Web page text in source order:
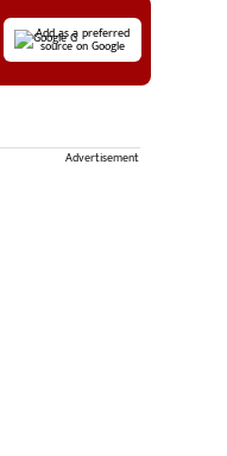
Add as a preferred
source on Google
Advertisement